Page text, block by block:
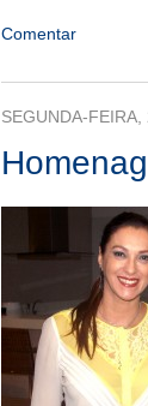
Comentar
SEGUNDA-